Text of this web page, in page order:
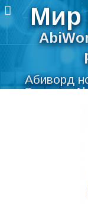
Мир
Абиворд
Скачать